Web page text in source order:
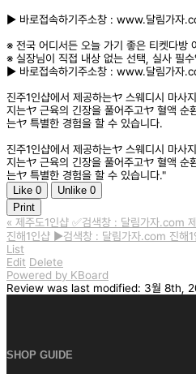
▶️ 바로접속하기주소창 : www.달림가자
※ 전국 어디서든 오늘 가기 좋은 티켓다방
※ 실장님이 직접 내상 없는 선택, 실사 필
▶️ 바로접속하기주소창 : www.달림가자
진주1인샵에서 제공하는ヤ 스웨디시 마사
지는ヤ 근육의 긴장을 풀어주고ヤ 혈액 순
는ヤ 특별한 경험을 할 수 있습니다.
진주1인샵에서 제공하는ヤ 스웨디시 마사
지는ヤ 근육의 긴장을 풀어주고ヤ 혈액 순
는ヤ 특별한 경험을 할 수 있습니다."
Like 0 Unlike 0
Print
« 제주도1인샵 ✅검색창 : 달림가자.com
진해1인샵 ▶️검색창 : 달림가자.com 진해
List
Edit Delete
Powered by KBoard
Review was last modified: 3월 8th,
SHOP GUIDE